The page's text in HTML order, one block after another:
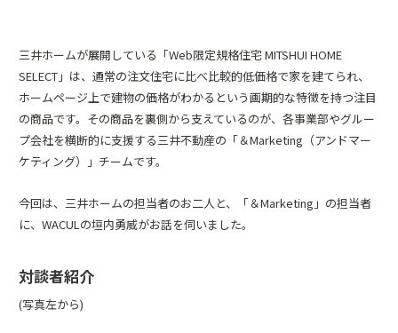
三井ホームが展開している「Web限定規格住宅 MITSHUI HOME
SELECT」は、通常の注文住宅に比べ比較的低価格で家を建てられ、
ホームページ上で建物の価格がわかるという画期的な特徴を持つ注目
の商品です。その商品を裏側から支えているのが、各事業部やグルー
プ会社を横断的に支援する三井不動産の「＆Marketing（アンドマー
ケティング）」チームです。
今回は、三井ホームの担当者のお二人と、「＆Marketing」の担当者
に、WACULの垣内勇威がお話を伺いました。
対談者紹介
(写真左から)